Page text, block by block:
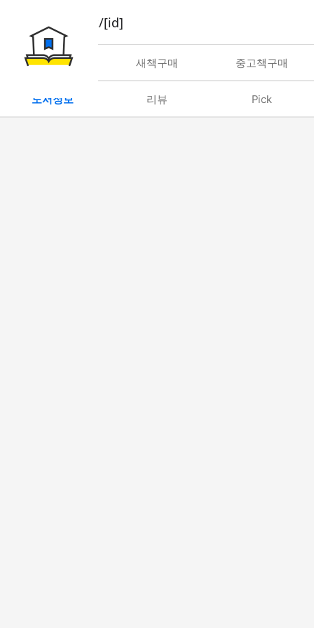
book/rent/[id]
대여 새책구매 중고책구매
도서정보 리뷰 Pick